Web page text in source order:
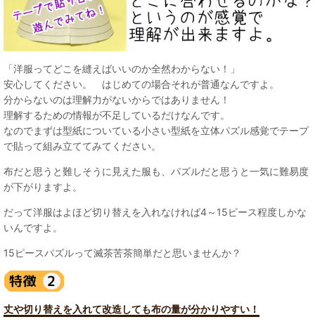
「洋服ってどこを縫えばいいのか全然わからない！」
安心してください。 はじめての場合それが普通なんですよ。
分からないのは理解力がないからではありません！
理解するための情報が不足しているだけなんです。
なのでまずは型紙についている小さい型紙を立体パズル感覚でテープ
で貼って組み立ててみてください。
布だと思うと難しそうに見えた服も、パズルだと思うと一気に難易度
が下がりますよ。
だって洋服はよほど切り替えを入れなければ4～15ピース程度しかな
いんですよ。
15ピースパズルって滅茶苦茶簡単だと思いませんか？
丈や切り替えを入れて改造しても布の量が分かりやすい！